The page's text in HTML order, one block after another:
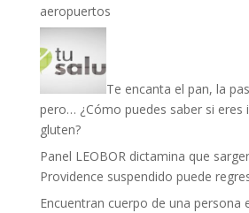
aeropuertos
Te encanta el pan, la
pero… ¿Cómo puedes saber si eres
gluten?
Panel LEOBOR dictamina que
Providence suspendido puede
Encuentran cuerpo de una persona